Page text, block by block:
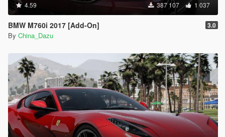
4.59 387 107 1 037
BMW M760i 2017 [Add-On] 3.0
By China_Dazu